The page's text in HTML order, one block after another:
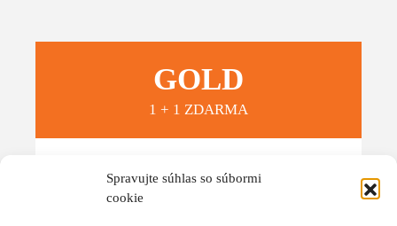
Spravujte súhlas so súbormi
cookie
GOLD
1 + 1 ZDARMA
497 97